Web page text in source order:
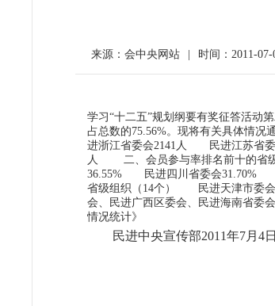
来源：会中央网站 时间：2011-07-
学习“十二五”规划纲要有奖征答活动
占总数的75.56%。现将有关具体
进浙江省委会2141人 民进江苏省
人 二、会员参与率排名前十的
36.55% 民进四川省委会31.70%
省级组织（14个） 民进天津市委会
会、民进广西区委会、民进海南省委
情况统计》
民进中央宣传部2011年7月4日